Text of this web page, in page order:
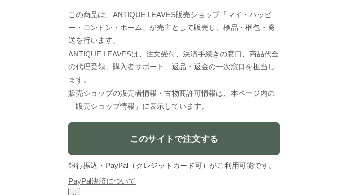
この商品は、ANTIQUE LEAVES販売ショップ「マイ・ハッピ
ー・ロンドン・ホーム」が売主として販売し、検品・梱包・発
送を行います。
ANTIQUE LEAVESは、注文受付、決済手続きの窓口、商品代金
の代理受領、購入者サポート、返品・返金の一次窓口を担当し
ます。
販売ショップの販売者情報・古物商許可情報は、本ページ内の
「販売ショップ情報」に表示しています。
このサイトで注文する
銀行振込・PayPal（クレジットカード可）がご利用可能です。
PayPal決済について